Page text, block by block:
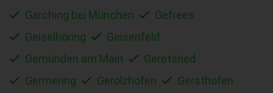
Garching bei München
Gefrees
Geiselhöring
Geisenfeld
Gemünden am Main
Geretsried
Germering
Gerolzhofen
Gersthofen